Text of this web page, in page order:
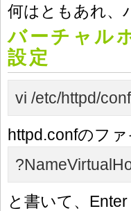
何はともあれ、
バーチャル
設定
vi /etc/httpd/
httpd.confのフ
と書いて、Enter